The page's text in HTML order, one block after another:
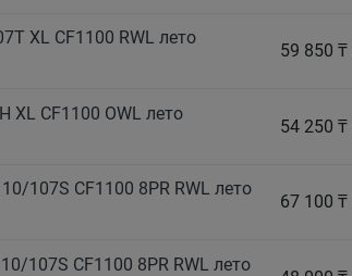
XL CF1100 RWL лето
59 850 ₸
XL CF1100 OWL лето
54 250 ₸
107S CF1100 8PR RWL лето
67 100 ₸
107S CF1100 8PR RWL лето